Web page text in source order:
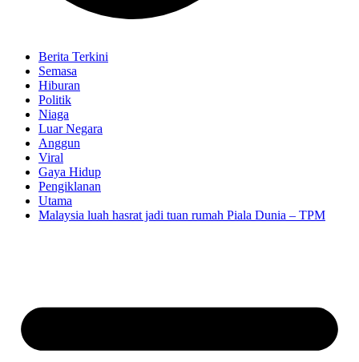
Berita Terkini
Semasa
Hiburan
Politik
Niaga
Luar Negara
Anggun
Viral
Gaya Hidup
Pengiklanan
Utama
Malaysia luah hasrat jadi tuan rumah Piala Dunia – TPM